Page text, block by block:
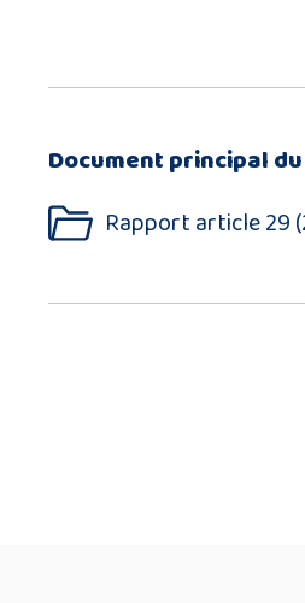
Document principal
Rapport article 29